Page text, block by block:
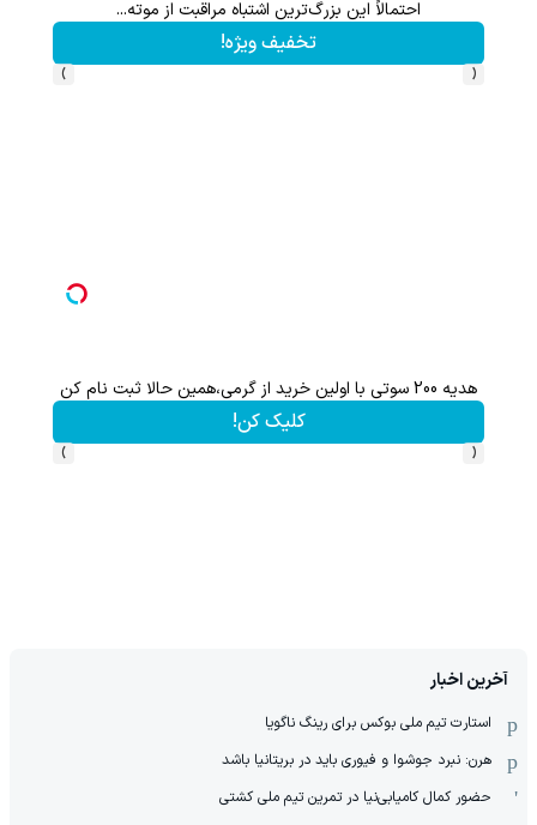
احتمالاً این بزرگ‌ترین اشتباه مراقبت از موته...
تخفیف ویژه!
‹
›
هدیه 200 سوتی با اولین خرید از گرمی،همین حالا ثبت نام کن
کلیک کن!
‹
›
آخرین اخبار
استارت تیم ملی بوکس برای رینگ ناگویا
هرن: نبرد جوشوا و فیوری باید در بریتانیا باشد
حضور کمال کامیابی‌نیا در تمرین تیم ملی کشتی